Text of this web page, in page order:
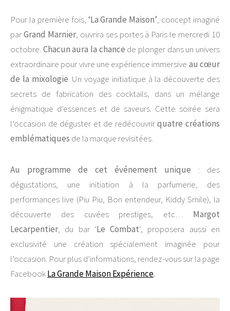
Pour la première fois, ‘La Grande Maison’, concept imaginé
parGrand Marnier, ouvrira ses portes à Paris le mercredi 10
octobre. Chacun aura la chance de plonger dans un univers
extraordinaire pour vivre une expérience immersive au cœur
de la mixologie. Un voyage initiatique à la découverte des
secrets de fabrication des cocktails, dans un mélange
énigmatique d’essences et de saveurs. Cette soirée sera
l’occasion de déguster et de redécouvrirquatre créations
emblématiques de la marque revisitées.
Au programme de cet événement unique : des
dégustations, une initiation à la parfumerie, des
performances live (Piu Piu, Bon entendeur, Kiddy Smile), la
découverte des cuvées prestiges, etc… Margot
Lecarpentier, du bar ‘Le Combat‘, proposera aussi en
exclusivité une création spécialement imaginée pour
l’occasion. Pour plus d’informations, rendez-vous sur la page
FacebookLa Grande Maison Expérience.